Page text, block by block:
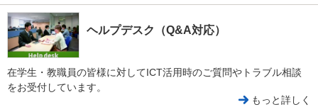
ヘルプデスク（Q&A対応）
在学生・教職員の皆様に対してICT活用時のご質問やトラブル相談
をお受付しています。
もっと詳しく